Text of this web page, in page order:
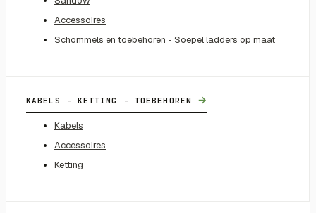
Accessoires
Schommels en toebehoren - Soepel ladders op maat
KABELS - KETTING - TOEBEHOREN →
Kabels
Accessoires
Ketting